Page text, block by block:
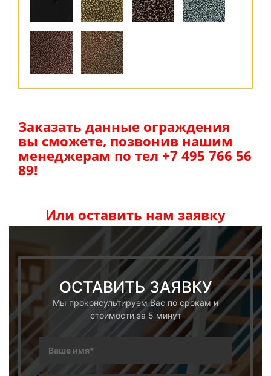
Заказать данные ограждения
вы сможете, позвонив нашим
менеджерам по тел +7 495 766 56
89!
Или оставить нам заявку
ОСТАВИТЬ ЗАЯВКУ
Мы проконсультируем Вас по срокам и
стоимости за 5 минут